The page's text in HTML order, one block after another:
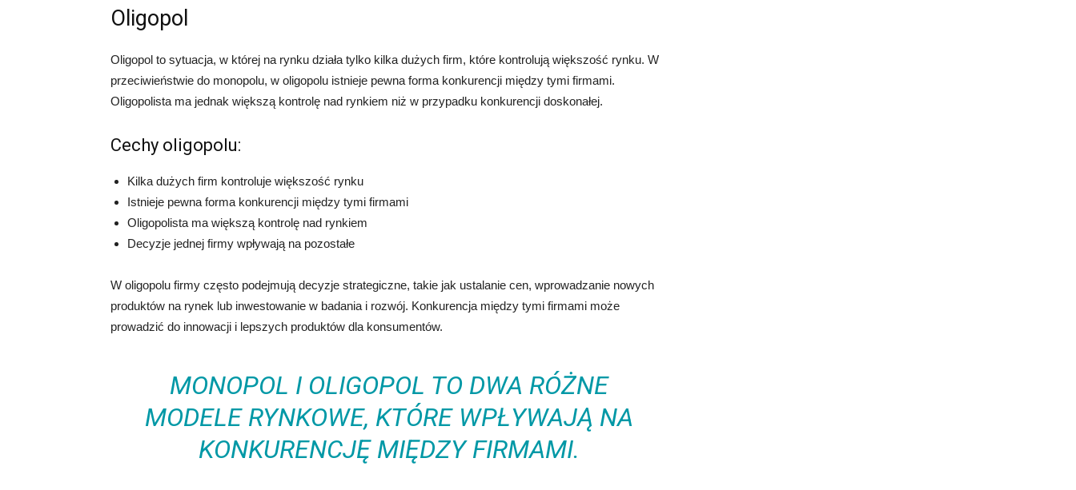
Oligopol
Oligopol to sytuacja, w której na rynku działa tylko kilka dużych firm, które kontrolują większość rynku. W
przeciwieństwie do monopolu, w oligopolu istnieje pewna forma konkurencji między tymi firmami.
Oligopolista ma jednak większą kontrolę nad rynkiem niż w przypadku konkurencji doskonałej.
Cechy oligopolu:
Kilka dużych firm kontroluje większość rynku
Istnieje pewna forma konkurencji między tymi firmami
Oligopolista ma większą kontrolę nad rynkiem
Decyzje jednej firmy wpływają na pozostałe
W oligopolu firmy często podejmują decyzje strategiczne, takie jak ustalanie cen, wprowadzanie nowych
produktów na rynek lub inwestowanie w badania i rozwój. Konkurencja między tymi firmami może
prowadzić do innowacji i lepszych produktów dla konsumentów.
MONOPOL I OLIGOPOL TO DWA RÓŻNE
MODELE RYNKOWE, KTÓRE WPŁYWAJĄ NA
KONKURENCJĘ MIĘDZY FIRMAMI.